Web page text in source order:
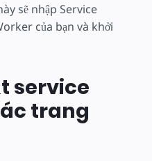
sẽ nhập Service
của bạn và khởi
service
trang